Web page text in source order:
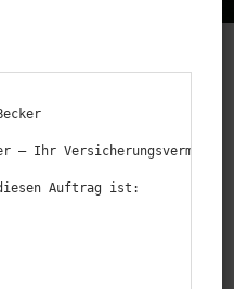
ratsam. Genau wie in
Haftung, haftet man
Umfang für
und Sache
passieren statis­
— Ihr
Auftrag ist: